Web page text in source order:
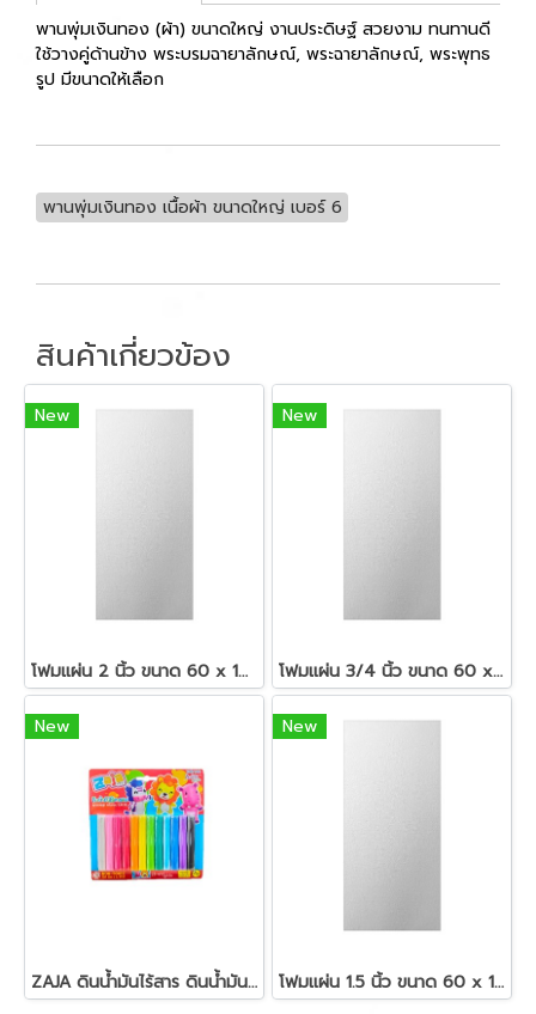
พานพุ่มเงินทอง (ผ้า) ขนาดใหญ่ งานประดิษฐ์ สวยงาม ทนทานดี
ใช้วางคู่ด้านข้าง พระบรมฉายาลักษณ์, พระฉายาลักษณ์, พระพุทธ
รูป มีขนาดให้เลือก
พานพุ่มเงินทอง เนื้อผ้า ขนาดใหญ่ เบอร์ 6
สินค้าเกี่ยวข้อง
New
โฟมแผ่น 2 นิ้ว ขนาด 60 x 120 ซม.สีขาว
New
โฟมแผ่น 3/4 นิ้ว ขนาด 60 x 120 ซม.สีขาว
New
ZAJA ดินน้ำมันไร้สาร ดินน้ำมันแท่งกลม 200 กรัม
New
โฟมแผ่น 1.5 นิ้ว ขนาด 60 x 120 ซม.สีขาว